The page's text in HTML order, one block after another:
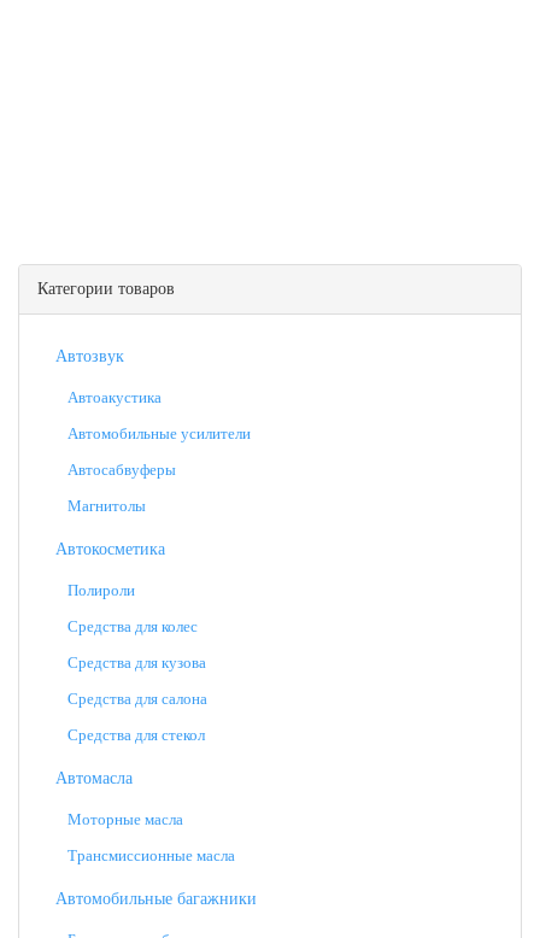
Категории товаров
Автозвук
Автоакустика
Автомобильные усилители
Автосабвуферы
Магнитолы
Автокосметика
Полироли
Средства для колес
Средства для кузова
Средства для салона
Средства для стекол
Автомасла
Моторные масла
Трансмиссионные масла
Автомобильные багажники